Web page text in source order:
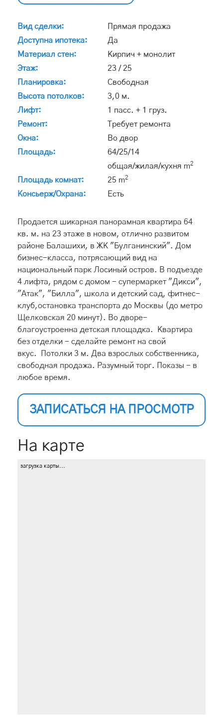
Вид сделки:
Прямая продажа
Доступна ипотека:
Да
Материал стен:
Кирпич + монолит
Этаж:
23 / 25
Планировка:
Свободная
Высота потолков:
3,0 м.
Лифт:
1 пасс. + 1 груз.
Ремонт:
Требует ремонта
Окна:
Во двор
Площадь:
64/25/14
общая/жилая/кухня m2
Площадь комнат: 25 m2
Консьерж/Охрана: Есть
Продается шикарная панорамная квартира 64
кв. м. на 23 этаже в новом, отлично развитом
районе Балашихи, в ЖК "Булганинский". Дом
бизнес-класса, потрясающий вид на
национальный парк Лосиный остров. В подъезде
4 лифта, рядом с домом - супермаркет "Дикси",
"Атак", "Билла", школа и детский сад, фитнес-
клуб,остановка транспорта до Москвы (до метро
Щелковская 20 минут). Во дворе-
благоустроенна детская площадка. Квартира
без отделки - сделайте ремонт на свой
вкус. Потолки 3 м. Два взрослых собственника,
свободная продажа. Разумный торг. Показы - в
любое время.
ЗАПИСАТЬСЯ НА ПРОСМОТР
На карте
загрузка карты...